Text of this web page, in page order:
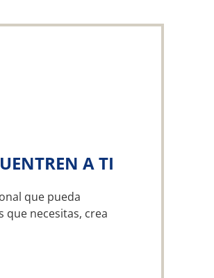
A TI
que pueda
necesitas, crea